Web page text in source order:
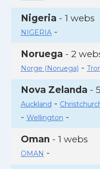
Nigeria - 1 webs
NIGERIA-
Noruega - 2
Norge (Noruega) -
Nova Zelanda -
Auckland -
- Wellington -
Oman - 1 webs
OMAN -